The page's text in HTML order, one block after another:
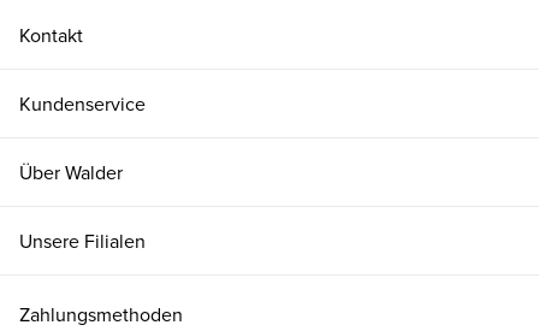
Kontakt
Kundenservice
Über Walder
Unsere Filialen
Zahlungsmethoden